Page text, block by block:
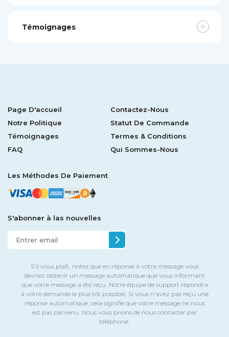
Témoignages
Page D'accueil
Contactez-Nous
Notre Politique
Statut De Commande
Témoignages
Termes & Conditions
FAQ
Qui Sommes-Nous
Les Méthodes De Paiement
S'abonner à las nouvelles
S'il vous plaît, notez que en réponse à votre message vous
devriez obtenir un message automatique que vous informant
que votre message a été reçu. Notre équipe de support répondra
à votre demande le plus tôt possible. Si vous n'avez pas reçu une
réponse automatique, cela signifie que votre message ne nous
est pas parvenu. Nous vous prions de nous contacter par
téléphone.